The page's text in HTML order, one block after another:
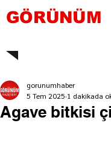
GÖRÜNÜM
Agave bitkisi
gorunumhaber
5 Tem 2025 1 dakikada